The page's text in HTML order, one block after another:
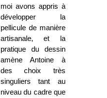
moi avons appris à
développer la
pellicule de manière
artisanale, et la
pratique du dessin
amène Antoine à
des choix très
singuliers tant au
niveau du cadre que